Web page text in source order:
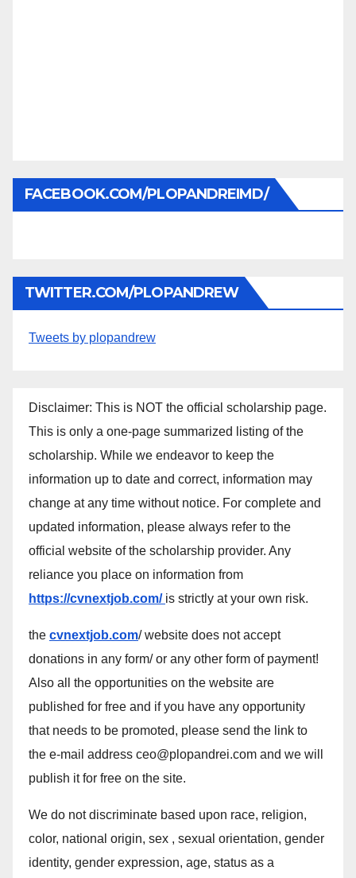
FACEBOOK.COM/PLOPANDREIMD/
TWITTER.COM/PLOPANDREW
Tweets by plopandrew
Disclaimer: This is NOT the official scholarship page.
This is only a one-page summarized listing of the
scholarship. While we endeavor to keep the
information up to date and correct, information may
change at any time without notice. For complete and
updated information, please always refer to the
official website of the scholarship provider. Any
reliance you place on information from
https://cvnextjob.com/ is strictly at your own risk.
the cvnextjob.com/ website does not accept
donations in any form/ or any other form of payment!
Also all the opportunities on the website are
published for free and if you have any opportunity
that needs to be promoted, please send the link to
the e-mail address ceo@plopandrei.com and we will
publish it for free on the site.
We do not discriminate based upon race, religion,
color, national origin, sex , sexual orientation, gender
identity, gender expression, age, status as a